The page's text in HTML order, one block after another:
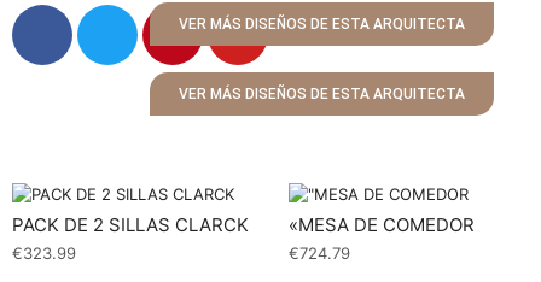
VER MÁS DISEÑOS DE ESTA ARQUITECTA
VER MÁS DISEÑOS DE ESTA ARQUITECTA
PACK DE 2 SILLAS CLARCK
€323.99
«MESA DE COMEDOR
€724.79